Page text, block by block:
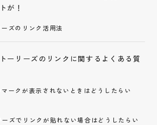
が！
ズのリンク活用法
ーリーズのリンクに関するよくある質
ークが表示されないときはどうしたらい
ズでリンクが貼れない場合はどうしたらい